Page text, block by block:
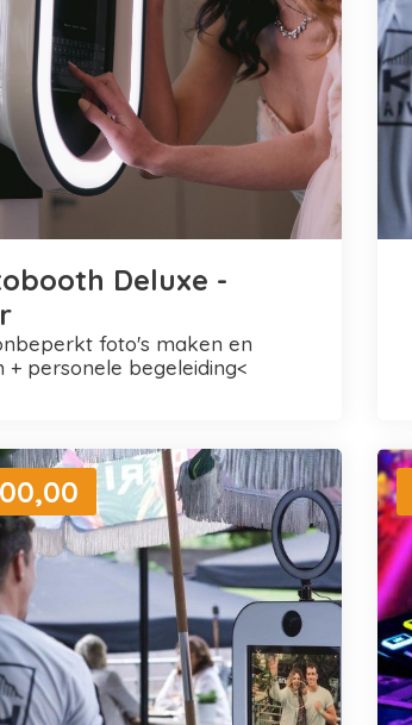
Deluxe -
+ personele begeleiding<